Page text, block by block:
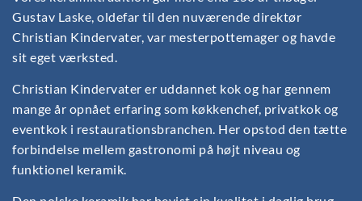
Gustav Laske, oldefar til den nuværende direktør
Christian Kindervater, var mesterpottemager og havde
sit eget værksted.
Christian Kindervater er uddannet kok og har gennem
mange år opnået erfaring som køkkenchef, privatkok og
eventkok i restaurationsbranchen. Her opstod den tætte
forbindelse mellem gastronomi på højt niveau og
funktionel keramik.